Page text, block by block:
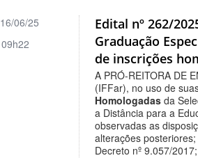
Edital nº 262/
Graduação
de inscrições
A PRÓ-REITORA DE
(IFFar), no uso de
Homologadas da
a Distância para a
observadas as
alterações
Decreto nº 9.057/
16/06/25
09h22